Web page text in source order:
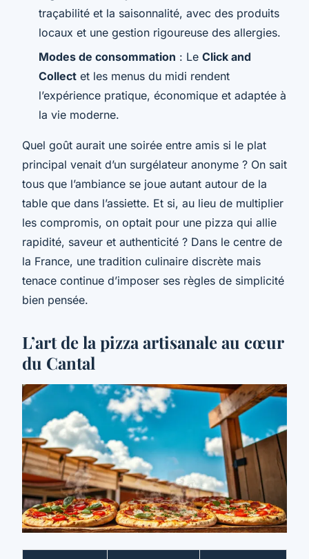
traçabilité et la saisonnalité, avec des produits
locaux et une gestion rigoureuse des allergies.
Modes de consommation : Le Click and
Collect et les menus du midi rendent
l’expérience pratique, économique et adaptée à
la vie moderne.
Quel goût aurait une soirée entre amis si le plat
principal venait d’un surgélateur anonyme ? On sait
tous que l’ambiance se joue autant autour de la
table que dans l’assiette. Et si, au lieu de multiplier
les compromis, on optait pour une pizza qui allie
rapidité, saveur et authenticité ? Dans le centre de
la France, une tradition culinaire discrète mais
tenace continue d’imposer ses règles de simplicité
bien pensée.
L’art de la pizza artisanale au cœur
du Cantal